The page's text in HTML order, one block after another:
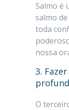
Salmo é
salmo
toda
nossa
3.
O